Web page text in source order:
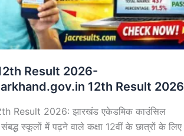
Result 2026-
12th Result 2026
Result 2026: झारखंड एकेडमिक काउंसिल
स्कूलों में पढ़ने वाले कक्षा 12वीं के छात्रों के लिए